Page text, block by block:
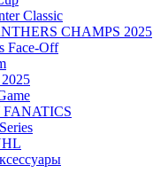
Classic
CHAMPS 2025
Face-Off
FANATICS